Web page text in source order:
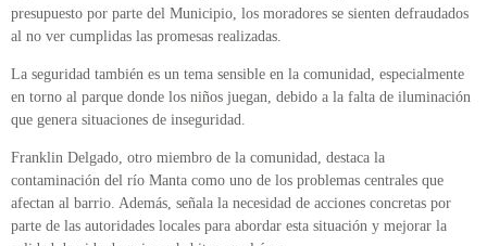
presupuesto por parte del Municipio, los moradores se sienten defraudados
al no ver cumplidas las promesas realizadas.
La seguridad también es un tema sensible en la comunidad, especialmente
en torno al parque donde los niños juegan, debido a la falta de iluminación
que genera situaciones de inseguridad.
Franklin Delgado, otro miembro de la comunidad, destaca la
contaminación del río Manta como uno de los problemas centrales que
afectan al barrio. Además, señala la necesidad de acciones concretas por
parte de las autoridades locales para abordar esta situación y mejorar la